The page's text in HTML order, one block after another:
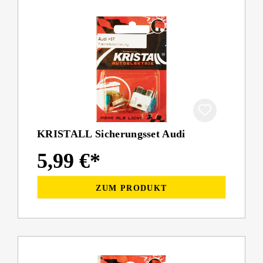
KRISTALL Sicherungsset Audi
5,99 €*
ZUM PRODUKT